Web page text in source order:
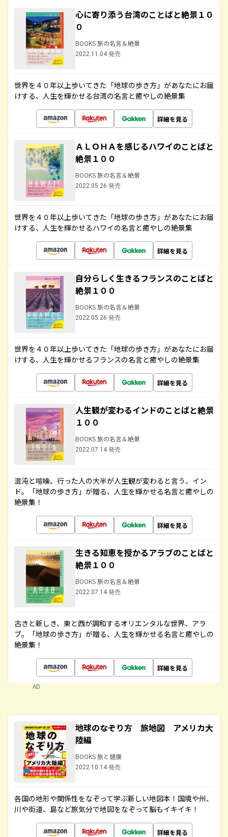
心に寄り添う台湾のことばと絶景１０
０
BOOKS 旅の名言＆絶景
2022.11.04 発売
世界を４０年以上歩いてきた「地球の歩き方」があなたにお届
けする、人生を輝かせる台湾の名言と癒やしの絶景集
詳細を見る
ＡＬＯＨＡを感じるハワイのことばと
絶景１００
BOOKS 旅の名言＆絶景
2022.05.26 発売
世界を４０年以上歩いてきた「地球の歩き方」があなたにお届
けする、人生を輝かせるハワイの名言と癒やしの絶景集
詳細を見る
自分らしく生きるフランスのことばと
絶景１００
BOOKS 旅の名言＆絶景
2022.05.26 発売
世界を４０年以上歩いてきた「地球の歩き方」があなたにお届
けする、人生を輝かせるフランスの名言と癒やしの絶景集
詳細を見る
人生観が変わるインドのことばと絶景
１００
BOOKS 旅の名言＆絶景
2022.07.14 発売
混沌と喧噪、行った人の大半が人生観が変わると言う、イン
ド。「地球の歩き方」が贈る、人生を輝かせる名言と癒やしの
絶景集！
詳細を見る
生きる知恵を授かるアラブのことばと
絶景１００
BOOKS 旅の名言＆絶景
2022.07.14 発売
古きと新しき、東と西が調和するオリエンタルな世界、アラ
ブ。「地球の歩き方」が贈る、人生を輝かせる名言と癒やしの
絶景集！
詳細を見る
AD
地球のなぞり方 旅地図 アメリカ大
陸編
BOOKS 旅と健康
2022.10.14 発売
各国の地形や関係性をなぞって学ぶ新しい地図本！国境や州、
川や街道、島など旅気分で地図をなぞって脳もイキイキ！
詳細を見る